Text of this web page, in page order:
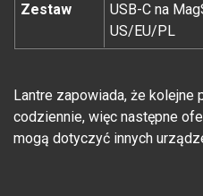
Zestaw
USB-C na
US/EU/PL
Lantre zapowiada, że kolejne
codziennie, więc następne
mogą dotyczyć innych